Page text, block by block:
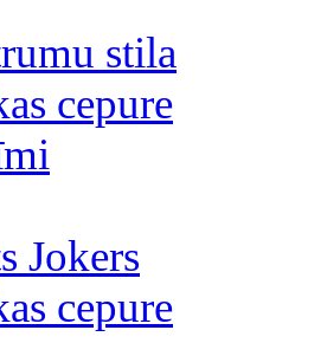
stila
cepure
Jokers
cepure